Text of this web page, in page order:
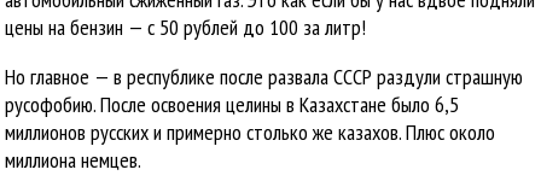
цены на бензин — с 50 рублей до 100 за литр!
Но главное — в республике после развала СССР раздули страшную
русофобию. После освоения целины в Казахстане было 6,5
миллионов русских и примерно столько же казахов. Плюс около
миллиона немцев.